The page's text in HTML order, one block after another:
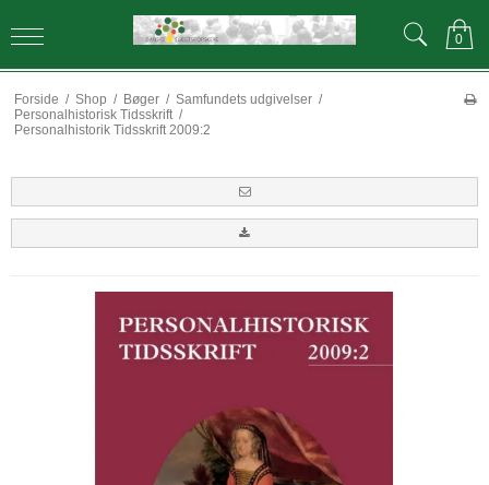
0
Forside / Shop / Bøger / Samfundets udgivelser /
Personalhistorisk Tidsskrift /
Personalhistorik Tidsskrift 2009:2